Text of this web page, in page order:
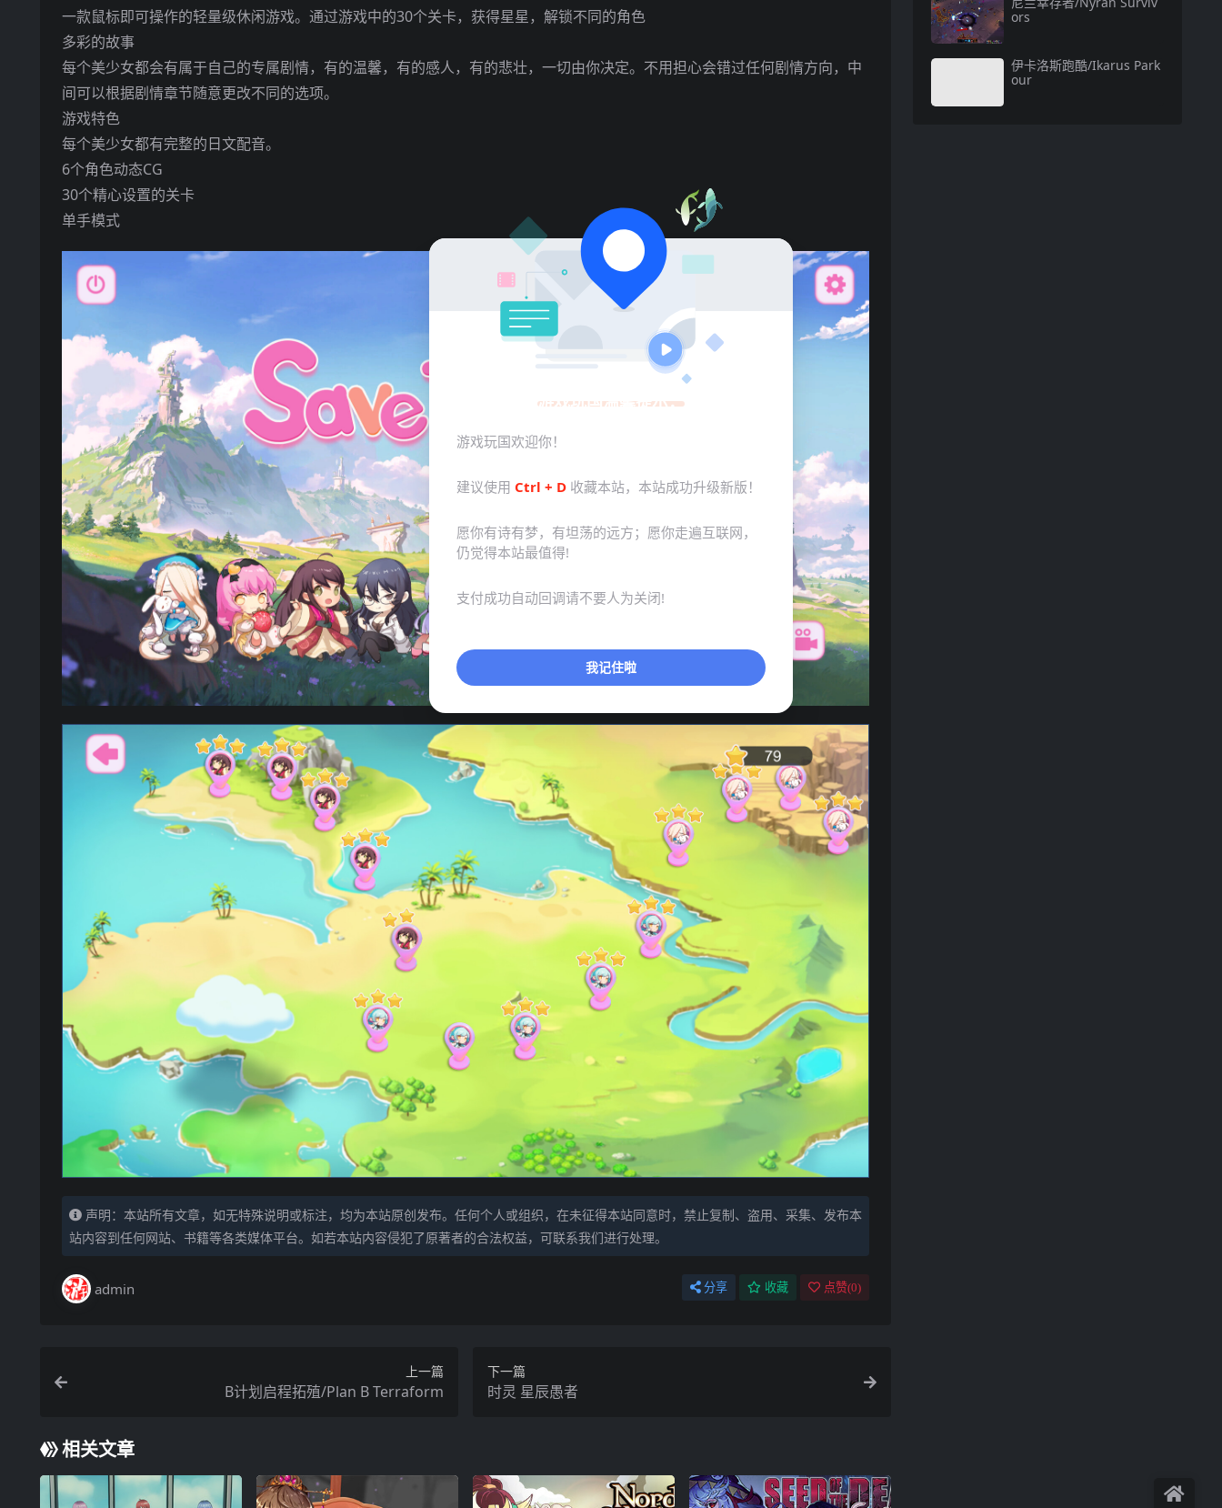
一款鼠标即可操作的轻量级休闲游戏。通过游戏中的30个关卡，获得星星，解锁不同的角色
多彩的故事
每个美少女都会有属于自己的专属剧情，有的温馨，有的感人，有的悲壮，一切由你决定。不用担心会错过任何剧情方向，中
间可以根据剧情章节随意更改不同的选项。
游戏特色
每个美少女都有完整的日文配音。
6个角色动态CG
30个精心设置的关卡
单手模式
声明：本站所有文章，如无特殊说明或标注，均为本站原创发布。任何个人或组织，在未征得本站同意时，禁止复制、盗用、采集、发布本
站内容到任何网站、书籍等各类媒体平台。如若本站内容侵犯了原著者的合法权益，可联系我们进行处理。
admin 分享 收藏 点赞(0)
上一篇
B计划启程拓殖/Plan B Terraform
下一篇
时灵 星辰愚者
相关文章
ors
伊卡洛斯跑酷/Ikarus Park
our
游戏玩国温馨提示：
游戏玩国欢迎你！
建议使用 Ctrl + D 收藏本站，本站成功升级新版！
愿你有诗有梦，有坦荡的远方；愿你走遍互联网，
仍觉得本站最值得!
支付成功自动回调请不要人为关闭!
我记住啦